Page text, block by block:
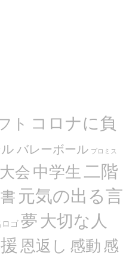
ト コロナに負
バレーボール プロミス
会 中学生 二階
元気の出る言
ロゴ 夢 大切な人
恩返し 感動 感